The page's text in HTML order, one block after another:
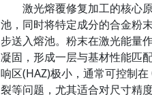
激光熔覆修复加工的核心原
池，同时将特定成分的合金粉
步送入熔池。粉末在激光能量
凝固，形成一层与基材性能匹
响区(HAZ)极小，通常可控制
裂等问题，尤其适合对尺寸精